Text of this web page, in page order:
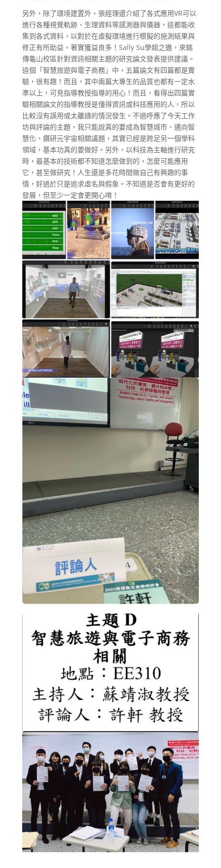
另外，除了環境建置外，張經理還介紹了各式應用VR可以
進行各種視覺軌跡、生理資料等感測器與儀器，這都能收
集到各式資料，以對於在虛擬環境進行模擬的施測結果與
修正有所助益，著實獲益良多！Sally Su學姐之邀，來銘
傳龜山校區針對資訊相關主題的研究論文發表提供建議。
這個「智慧旅遊與電子商務」中，五篇論文有四篇都是實
驗，很有趣！而且，其中兩篇大專生的品質也都有一定水
準以上，可見指導教授指導的用心！而且，看得出四篇實
驗相關論文的指導教授是懂得資訊或科技應用的人，所以
比較沒有誤用或太離譜的情況發生。不過呼應了今天工作
坊與評論的主題，我只能說真的要成為智慧城市、邁向智
慧化、鑽研元宇宙相關議題，其實已經是跨足另一個學科
領域，基本功真的要做好。另外，以科技為主軸進行研究
時，最基本的技術都不知道怎麼做到的，怎麼可能應用
它，甚至做研究！人生還是多花時間做自己有興趣的事
情，好過於只是追求虛名與假象。不知道是否會有更好的
發展，但至少一定會更開心唷！